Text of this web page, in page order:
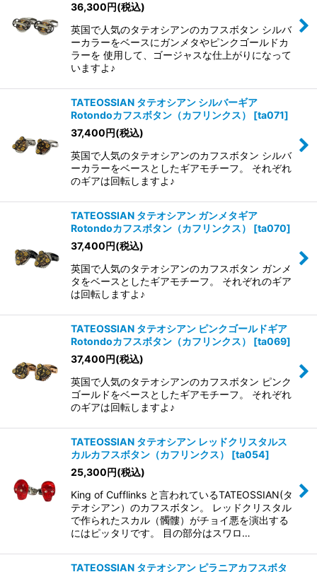
36,300円(税込)
英国で人気のタテオシアンのカフスボタン シルバ
ーカラーをベースにガンメタやピンクゴールドカ
ラーを 使用して、ゴージャスな仕上がりになって
いますよ♪
TATEOSSIAN タテオシアン シルバーギア
Rotondoカフスボタン（カフリンクス）
[ta071]
37,400円(税込)
英国で人気のタテオシアンのカフスボタン シルバ
ーカラーをベースとしたギアモチーフ。 それぞれ
のギアは回転しますよ♪
TATEOSSIAN タテオシアン ガンメタギア
Rotondoカフスボタン（カフリンクス）
[ta070]
37,400円(税込)
英国で人気のタテオシアンのカフスボタン ガンメ
タをベースとしたギアモチーフ。 それぞれのギア
は回転しますよ♪
TATEOSSIAN タテオシアン ピンクゴールドギア
Rotondoカフスボタン（カフリンクス）
[ta069]
37,400円(税込)
英国で人気のタテオシアンのカフスボタン ピンク
ゴールドをベースとしたギアモチーフ。 それぞれ
のギアは回転しますよ♪
TATEOSSIAN タテオシアン レッドクリスタルス
カルカフスボタン（カフリンクス）
[ta054]
25,300円(税込)
King of Cufflinks と言われているTATEOSSIAN(タ
テオシアン）のカフスボタン。 レッドクリスタル
で作られたスカル（髑髏）がチョイ悪を演出する
にはピッタリです。 目の部分はスワロ…
TATEOSSIAN タテオシアン ピラニアカフスボタ